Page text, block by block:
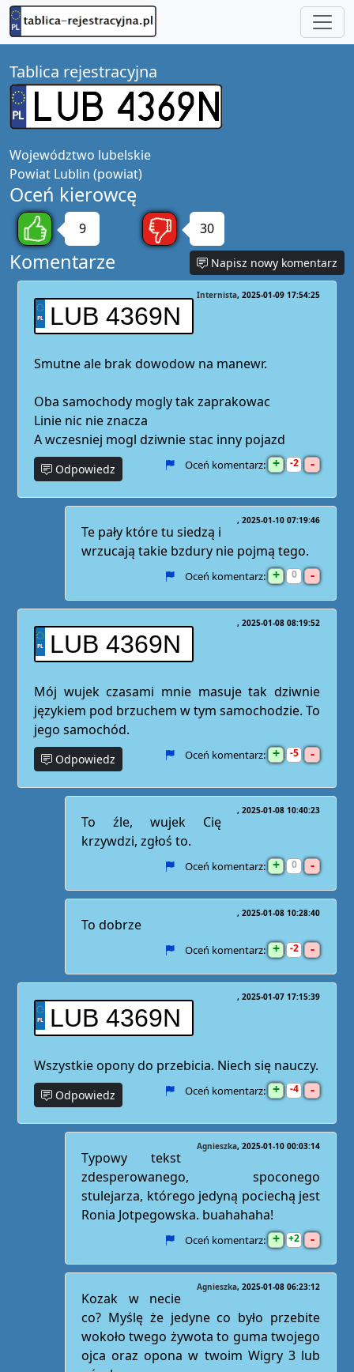
Tablica rejestracyjna
Województwo lubelskie
Powiat Lublin (powiat)
Oceń kierowcę
9 30
Komentarze Napisz nowy komentarz
LUB 4369N
Internista 2025-01-09 17:54:25
Smutne ale brak dowodow na manewr.
Oba samochody mogly tak zaprakowac
Linie nic nie znacza
A wczesniej mogl dziwnie stac inny pojazd
Odpowiedz Oceń komentarz: + 2 -
2025-01-10 07:19:46
Te pały które tu siedzą i
wrzucają takie bzdury nie pojmą tego.
Oceń komentarz: + 0 -
LUB 4369N
2025-01-08 08:19:52
Mój wujek czasami mnie masuje tak dziwnie
językiem pod brzuchem w tym samochodzie. To
jego samochód.
Odpowiedz Oceń komentarz: + 5 -
2025-01-08 10:40:23
To źle, wujek Cię
krzywdzi, zgłoś to.
Oceń komentarz: + 0 -
2025-01-08 10:28:40
To dobrze
Oceń komentarz: + 2 -
LUB 4369N
2025-01-07 17:15:39
Wszystkie opony do przebicia. Niech się nauczy.
Odpowiedz Oceń komentarz: + 4 -
Agnieszka 2025-01-10 00:03:14
Typowy tekst
zdesperowanego, spoconego
stulejarza, którego jedyną pociechą jest
Ronia Jotpegowska. buahahaha!
Oceń komentarz: + 2 -
Agnieszka 2025-01-08 06:23:12
Kozak w necie
co? Myślę że jedyne co było przebite
wokoło twego żywota to guma twojego
ojca oraz opona w twoim Wigry 3 lub